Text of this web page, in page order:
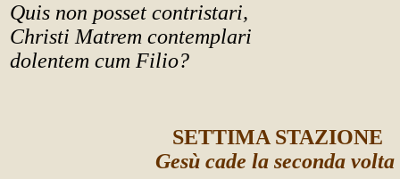
Quis non posset contristari,
Christi Matrem contemplari
dolentem cum Filio?
SETTIMA STAZIONE
Gesù cade la seconda volta